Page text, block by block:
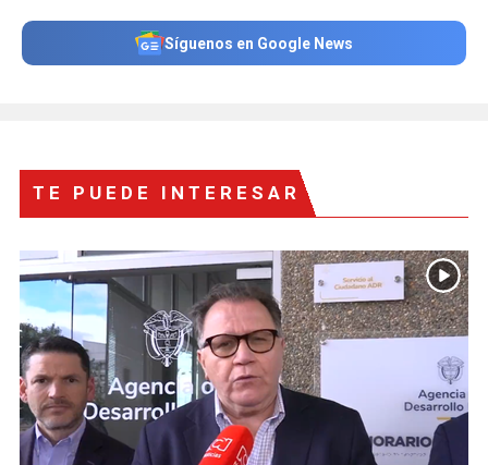
Síguenos en Google News
TE PUEDE INTERESAR